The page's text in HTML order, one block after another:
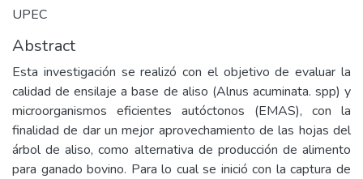
UPEC
Abstract
Esta investigación se realizó con el objetivo de evaluar la
calidad de ensilaje a base de aliso (Alnus acuminata. spp) y
microorganismos eficientes autóctonos (EMAS), con la
finalidad de dar un mejor aprovechamiento de las hojas del
árbol de aliso, como alternativa de producción de alimento
para ganado bovino. Para lo cual se inició con la captura de